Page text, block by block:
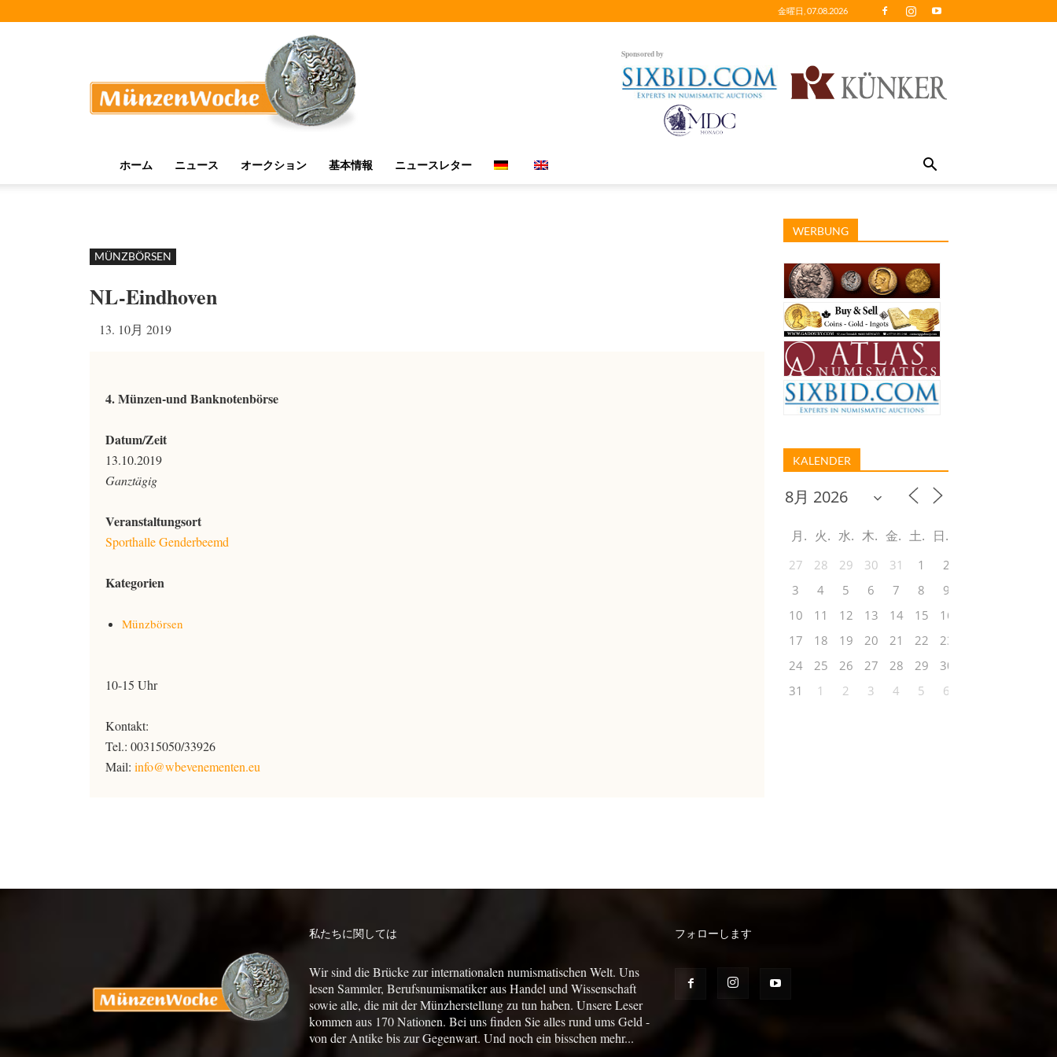
金曜日, 07.08.2026
Sponsored by
ホーム ニュース オークション 基本情報 ニュースレター
MÜNZBÖRSEN
NL-Eindhoven
13. 10月 2019
4. Münzen-und Banknotenbörse
Datum/Zeit
13.10.2019
Ganztägig
Veranstaltungsort
Sporthalle Genderbeemd
Kategorien
Münzbörsen
10-15 Uhr
Kontakt:
Tel.: 00315050/33926
Mail: info@wbevenementen.eu
WERBUNG
KALENDER
月 火 水 木 金 土 日
27 28 29 30 31 1
2
3
4 5 6 7 8
9
10
11 12 13 14 15
16
17
18 19 20 21 22
23
24
25 26 27 28 29
30
31
1 2 3 4 5 6
私たちに関しては
Wir sind die Brücke zur internationalen numismatischen Welt. Uns
lesen Sammler, Berufsnumismatiker aus Handel und Wissenschaft
sowie alle, die mit der Münzherstellung zu tun haben. Unsere Leser
kommen aus 170 Nationen. Bei uns finden Sie alles rund ums Geld -
von der Antike bis zur Gegenwart. Und noch ein bisschen mehr...
フォローします